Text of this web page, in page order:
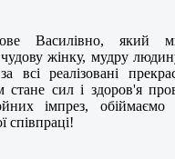
Василівно, який
жінку, мудру
всі реалізовані
сил і здоров'я
імпрез,
співпраці!